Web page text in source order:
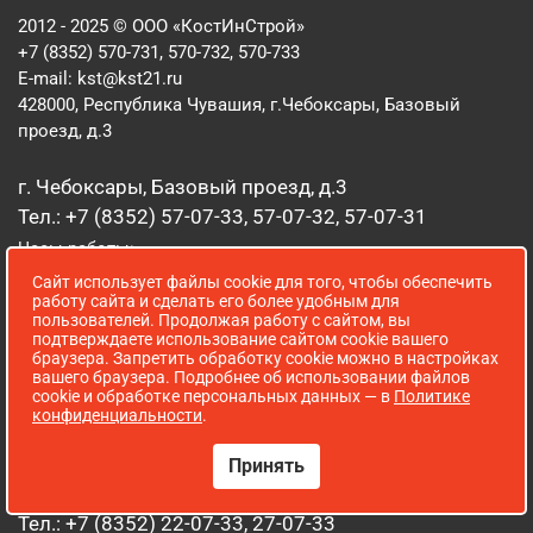
2012 - 2025 © ООО «КостИнСтрой»
+7 (8352) 570-731, 570-732, 570-733
E-mail: kst@kst21.ru
428000, Республика Чувашия, г.Чебоксары, Базовый
проезд, д.3
г. Чебоксары, Базовый проезд, д.3
Тел.: +7 (8352) 57-07-33, 57-07-32, 57-07-31
Часы работы:
Понедельник – Пятница: с 8:00 до 19:00
Суббота, Воскресенье: с 8:00 до 16:00
г. Чебоксары, ул.Водопроводная, д.9/77
Тел.: +7 (8352) 58-10-87, 58-03-64
Часы работы:
Понедельник – Пятница: с 8:00 до 18:00
Суббота, Воскресенье - выходной
г. Чебоксары, Марпосадское шоссе, д.5 Б
Тел.: +7 (8352) 22-07-33, 27-07-33
Сайт использует файлы cookie для того, чтобы обеспечить
работу сайта и сделать его более удобным для
пользователей. Продолжая работу с сайтом, вы
подтверждаете использование сайтом cookie вашего
браузера. Запретить обработку cookie можно в настройках
вашего браузера. Подробнее об использовании файлов
cookie и обработке персональных данных — в Политике
конфиденциальности.
Принять